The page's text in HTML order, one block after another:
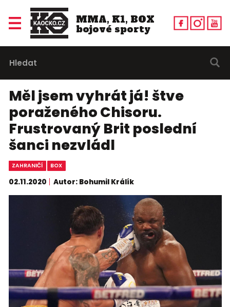
MMA, K1, BOX
bojové sporty
Měl jsem vyhrát já! štve
poraženého Chisoru.
Frustrovaný Brit poslední
šanci nezvládl
ZAHRANIČÍ BOX
02.11.2020 Autor: Bohumil Králík